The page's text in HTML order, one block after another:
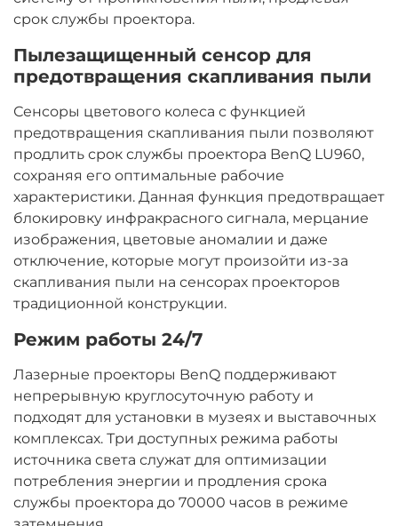
срок службы проектора.
Пылезащищенный сенсор для
предотвращения скапливания пыли
Сенсоры цветового колеса с функцией
предотвращения скапливания пыли позволяют
продлить срок службы проектора BenQ LU960,
сохраняя его оптимальные рабочие
характеристики. Данная функция предотвращает
блокировку инфракрасного сигнала, мерцание
изображения, цветовые аномалии и даже
отключение, которые могут произойти из-за
скапливания пыли на сенсорах проекторов
традиционной конструкции.
Режим работы 24/7
Лазерные проекторы BenQ поддерживают
непрерывную круглосуточную работу и
подходят для установки в музеях и выставочных
комплексах. Три доступных режима работы
источника света служат для оптимизации
потребления энергии и продления срока
службы проектора до 70000 часов в режиме